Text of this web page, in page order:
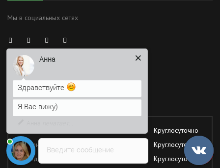
Мы в социальных сетях
Время работы
Работаем без обеда и выходных
Круглосуточно
Вторник
Круглосуточно
Среда
Круглосуточно
Введите сообщение
Здравствуйте
Я Вас вижу)
Напишите сюда свой вопрос.
Возможно, его решение будет
быстрее